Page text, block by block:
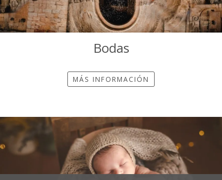
Bodas
MÁS INFORMACIÓN